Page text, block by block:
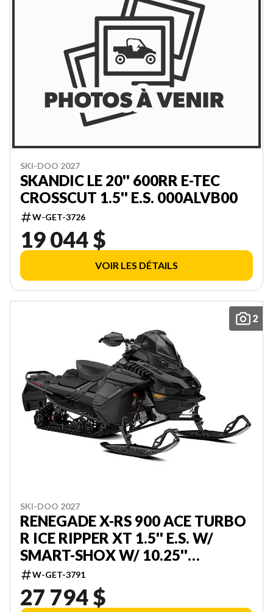
SKI-DOO 2027
SKANDIC LE 20'' 600RR E-TEC
CROSSCUT 1.5'' E.S. 000ALVB00
W-GET-3726
19 044 $
VOIR LES DÉTAILS
2
SKI-DOO 2027
RENEGADE X-RS 900 ACE TURBO
R ICE RIPPER XT 1.5'' E.S. W/
SMART-SHOX W/ 10.25''
TOUCHSCREEN 000DAVK00
W-GET-3791
27 794 $